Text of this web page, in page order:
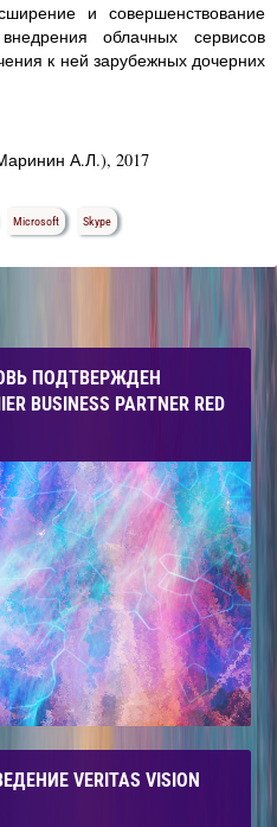
и совершенствование
облачных сервисов
к ней зарубежных дочерних
А.Л.), 2017
Microsoft Skype
ПОДТВЕРЖДЕН
BUSINESS PARTNER RED
VERITAS VISION